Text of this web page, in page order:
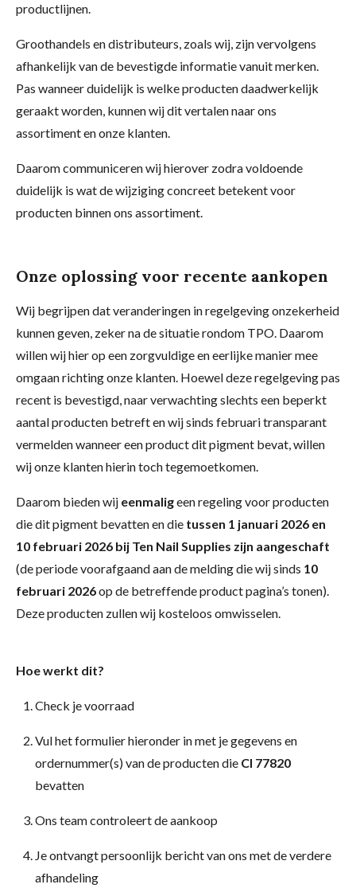
productlijnen.
Groothandels en distributeurs, zoals wij, zijn vervolgens
afhankelijk van de bevestigde informatie vanuit merken.
Pas wanneer duidelijk is welke producten daadwerkelijk
geraakt worden, kunnen wij dit vertalen naar ons
assortiment en onze klanten.
Daarom communiceren wij hierover zodra voldoende
duidelijk is wat de wijziging concreet betekent voor
producten binnen ons assortiment.
Onze oplossing voor recente aankopen
Wij begrijpen dat veranderingen in regelgeving onzekerheid
kunnen geven, zeker na de situatie rondom TPO. Daarom
willen wij hier op een zorgvuldige en eerlijke manier mee
omgaan richting onze klanten. Hoewel deze regelgeving pas
recent is bevestigd, naar verwachting slechts een beperkt
aantal producten betreft en wij sinds februari transparant
vermelden wanneer een product dit pigment bevat, willen
wij onze klanten hierin toch tegemoetkomen.
Daarom bieden wij eenmaligeen regeling voor producten
die dit pigment bevatten en die tussen 1 januari 2026 en
10 februari 2026 bij Ten Nail Supplies zijn aangeschaft
(de periode voorafgaand aan de melding die wij sinds 10
februari 2026op de betreffende product pagina’s tonen).
Deze producten zullen wij kosteloos omwisselen.
Hoe werkt dit?
Check je voorraad
Vul het formulier hieronder in met je gegevens en
ordernummer(s) van de producten die CI 77820
bevatten
Ons team controleert de aankoop
Je ontvangt persoonlijk bericht van ons met de verdere
afhandeling